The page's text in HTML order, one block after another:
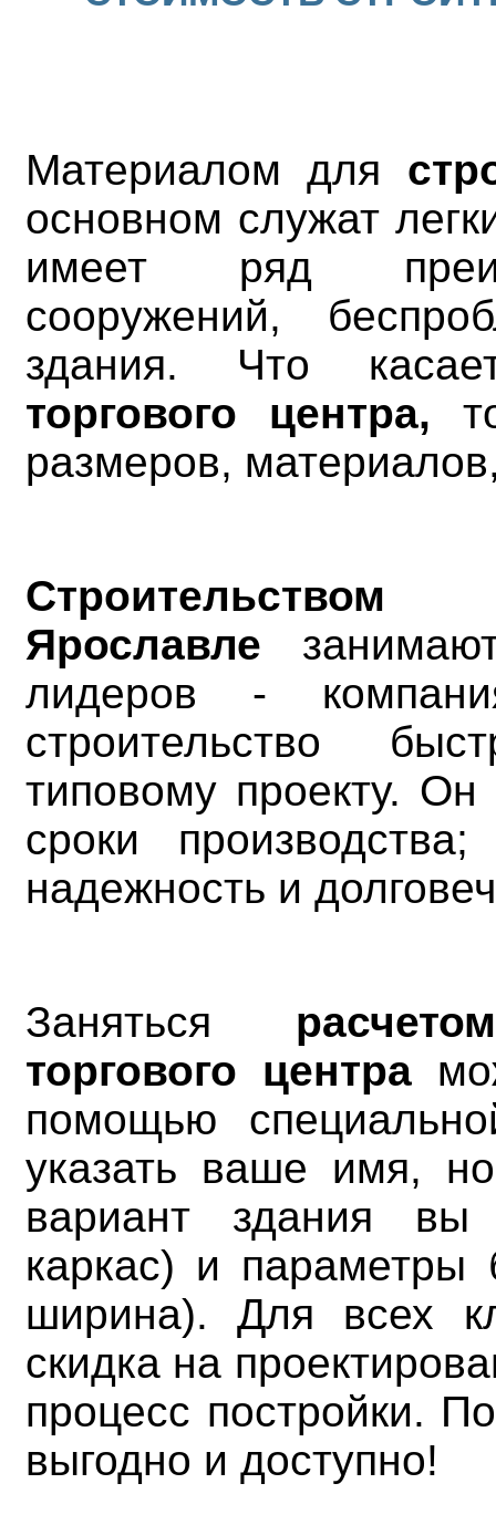
Материалом для
основном служат
имеет ряд
сооружений,
здания. Что
торгового центра,
размеров,
Ярославле
лидеров -
строительство
типовому проекту.
сроки
надежность и
Заняться
торгового центра
помощью
указать ваше имя,
вариант здания вы
каркас) и параметры
ширина). Для всех
скидка на
процесс постройки.
выгодно и доступно!